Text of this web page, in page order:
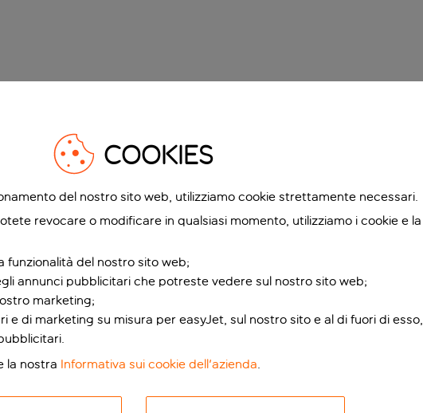
COOKIES
del nostro sito web, utilizziamo cookie strettamente necessari.
revocare o modificare in qualsiasi momento, utilizziamo i cookie e la
funzionalità del nostro sito web;
annunci pubblicitari che potreste vedere sul nostro sito web;
marketing;
e di marketing su misura per easyJet, sul nostro sito e al di fuori di esso,
la nostra Informativa sui cookie dell'azienda.